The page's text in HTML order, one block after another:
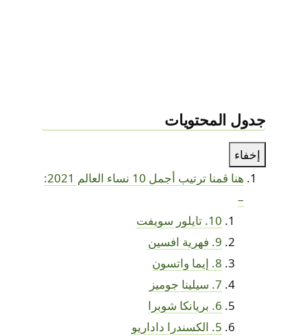
جدول المحتويات
إخفاء
هنا قمنا ترتيب أجمل 10 نساء العالم 2021:
–
10. تايلور سويفت
9. فهرية افسين
8. إيما واتسون
7. سيلينا جوميز
6. بريانكا شوبرا
5. الكسندرا داداريو